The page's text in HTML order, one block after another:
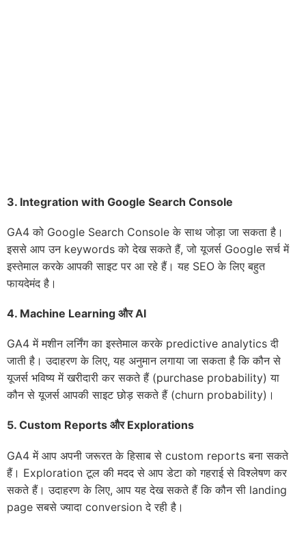
3. Integration with Google Search Console
GA4 को Google Search Console के साथ जोड़ा जा सकता है।
इससे आप उन keywords को देख सकते हैं, जो यूजर्स Google सर्च में
इस्तेमाल करके आपकी साइट पर आ रहे हैं। यह SEO के लिए बहुत
फायदेमंद है।
4. Machine Learning औरAI
GA4 में मशीन लर्निंग का इस्तेमाल करके predictive analytics दी
जाती है। उदाहरण के लिए, यह अनुमान लगाया जा सकता है कि कौन से
यूजर्स भविष्य में खरीदारी कर सकते हैं (purchase probability) या
कौन से यूजर्स आपकी साइट छोड़ सकते हैं (churn probability)।
5. Custom Reports और Explorations
GA4 में आप अपनी जरूरत के हिसाब से custom reports बना सकते
हैं। Exploration टूल की मदद से आप डेटा को गहराई से विश्लेषण कर
सकते हैं। उदाहरण के लिए, आप यह देख सकते हैं कि कौन सी landing
page सबसे ज्यादा conversion दे रही है।